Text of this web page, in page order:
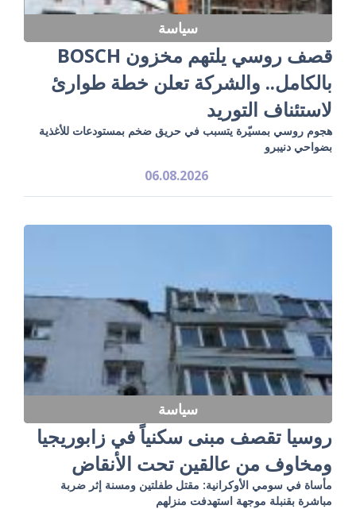
سياسة
قصف روسي يلتهم مخزون BOSCH
بالكامل.. والشركة تعلن خطة طوارئ
لاستئناف التوريد
هجوم روسي بمسيّرة يتسبب في حريق ضخم بمستودعات للأغذية
بضواحي دنيبرو
06.08.2026
سياسة
روسيا تقصف مبنى سكنياً في زابوريجيا
ومخاوف من عالقين تحت الأنقاض
مأساة في سومي الأوكرانية: مقتل طفلتين ومسنة إثر ضربة
مباشرة بقنبلة موجهة استهدفت منزلهم